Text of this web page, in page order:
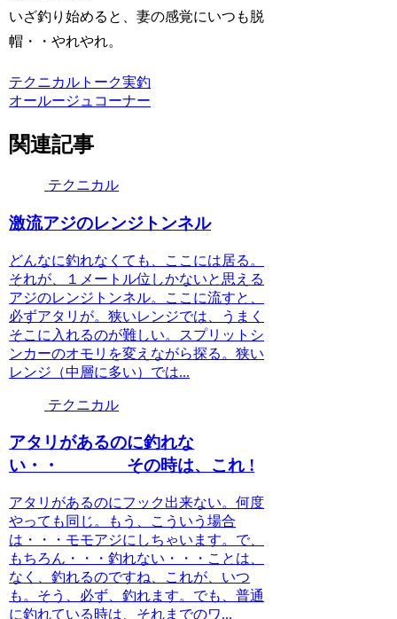
いざ釣り始めると、妻の感覚にいつも脱
帽・・やれやれ。
テクニカル トーク実釣
オールージュコーナー
関連記事
テクニカル
激流アジのレンジトンネル
どんなに釣れなくても、ここには居る。
それが、１メートル位しかないと思える
アジのレンジトンネル。ここに流すと、
必ずアタリが。狭いレンジでは、うまく
そこに入れるのが難しい。スプリットシ
ンカーのオモリを変えながら探る。狭い
レンジ（中層に多い）では...
テクニカル
アタリがあるのに釣れな
い・・ その時は、これ !
アタリがあるのにフック出来ない。何度
やっても同じ。もう、こういう場合
は・・・モモアジにしちゃいます。で、
もちろん・・・釣れない・・・ことは、
なく、釣れるのですね、これが、いつ
も。そう、必ず、釣れます。でも、普通
に釣れている時は、それまでのワ...